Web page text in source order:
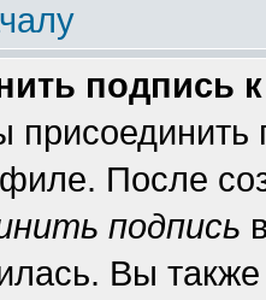
подпись
После
подпись
Вы